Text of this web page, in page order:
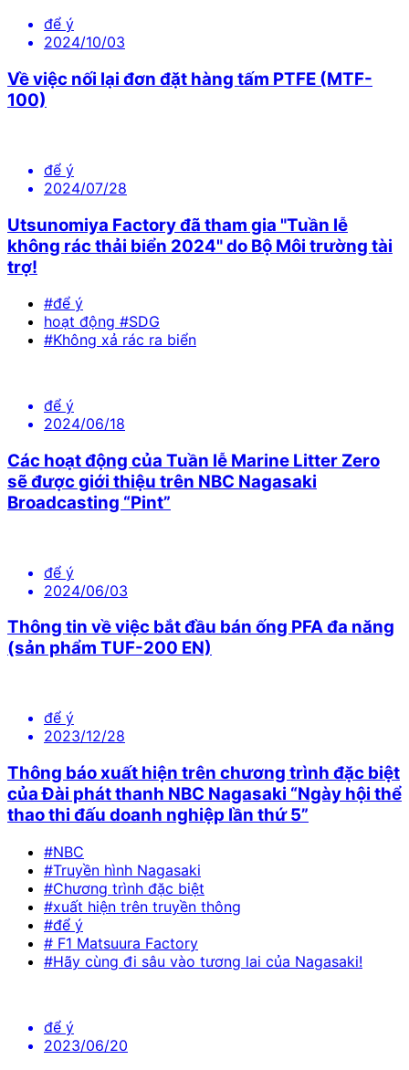
để ý
2024/10/03
Về việc nối lại đơn đặt hàng tấm PTFE (MTF-
100)
để ý
2024/07/28
Utsunomiya Factory đã tham gia "Tuần lễ
không rác thải biển 2024" do Bộ Môi trường tài
trợ!
#để ý
hoạt động #SDG
#Không xả rác ra biển
để ý
2024/06/18
Các hoạt động của Tuần lễ Marine Litter Zero
sẽ được giới thiệu trên NBC Nagasaki
Broadcasting “Pint”
để ý
2024/06/03
Thông tin về việc bắt đầu bán ống PFA đa năng
(sản phẩm TUF-200 EN)
để ý
2023/12/28
Thông báo xuất hiện trên chương trình đặc biệt
của Đài phát thanh NBC Nagasaki “Ngày hội thể
thao thi đấu doanh nghiệp lần thứ 5”
#NBC
#Truyền hình Nagasaki
#Chương trình đặc biệt
#xuất hiện trên truyền thông
#để ý
# F1 Matsuura Factory
#Hãy cùng đi sâu vào tương lai của Nagasaki!
để ý
2023/06/20